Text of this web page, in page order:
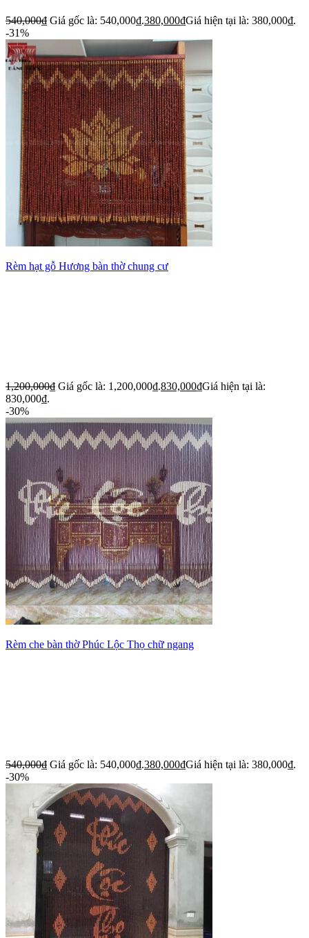
540,000₫ Giá gốc là: 540,000₫.380,000₫Giá hiện tại là: 380,000₫.
-31%
Rèm hạt gỗ Hương bàn thờ chung cư
1,200,000₫ Giá gốc là: 1,200,000₫.830,000₫Giá hiện tại là:
830,000₫.
-30%
Rèm che bàn thờ Phúc Lộc Thọ chữ ngang
540,000₫ Giá gốc là: 540,000₫.380,000₫Giá hiện tại là: 380,000₫.
-30%